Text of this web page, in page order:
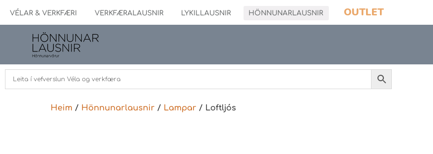
VÉLAR & VERKFÆRI VERKFÆRALAUSNIR LYKILLAUSNIR HÖNNUNARLAUSNIR OUTLET
Heim / Hönnunarlausnir / Lampar / Loftljós